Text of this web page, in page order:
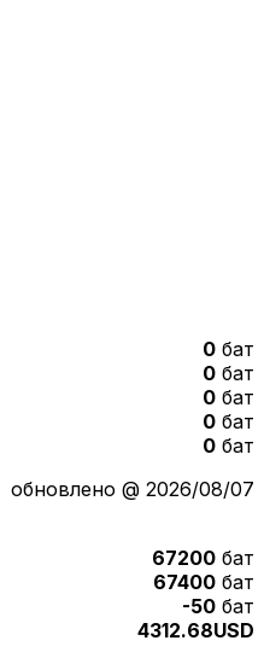
0 бат
0 бат
0 бат
0 бат
0 бат
обновлено @ 2026/08/07
67200 бат
67400 бат
-50 бат
4312.68USD